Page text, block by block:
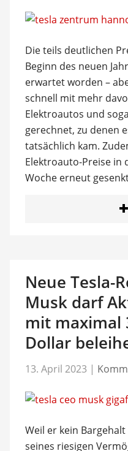
Die teils deutlichen
Beginn des neuen
erwartet worden –
schnell mit mehr
Elektroautos und
gerechnet, zu denen
tatsächlich kam.
Elektroauto-Preise in
Woche erneut
Neue Tesla-
Musk darf
mit maximal
Dollar
13. April 2023 |
Weil er kein
seines riesigen